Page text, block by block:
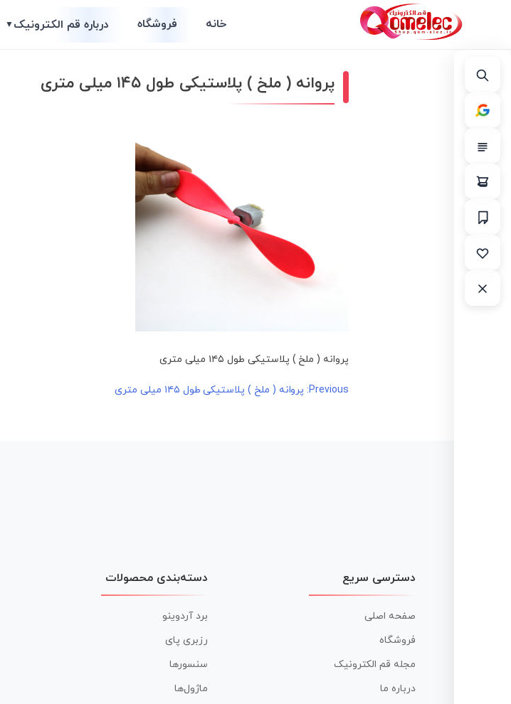
خانه فروشگاه درباره قم الکترونیک▼
پروانه ( ملخ ) پلاستیکی طول ۱۴۵ میلی متری
پروانه ( ملخ ) پلاستیکی طول ۱۴۵ میلی متری
راهبری
Previous: پروانه ( ملخ ) پلاستیکی طول ۱۴۵ میلی متری
دسترسی سریع
صفحه اصلی
فروشگاه
مجله قم الکترونیک
درباره ما
دسته‌بندی محصولات
برد آردوینو
رزبری پای
سنسورها
ماژول‌ها